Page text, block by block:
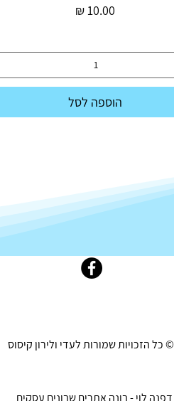
מחיר
הוספה לסל
© כל הזכויות שמורות לעדי ולירון קיסוס
דפנה לוי - בונה אתרים שבונים עסקים